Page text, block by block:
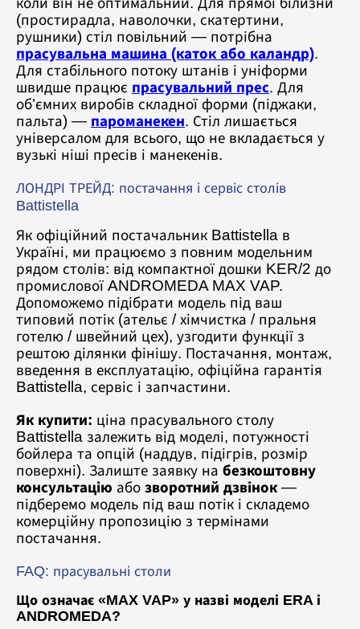
(простирадла, наволочки, скатертини,
рушники) стіл повільний — потрібна
прасувальна машина (каток або каландр).
Для стабільного потоку штанів і уніформи
швидше працює прасувальний прес. Для
об’ємних виробів складної форми (піджаки,
пальта) — пароманекен. Стіл лишається
універсалом для всього, що не вкладається у
вузькі ніші пресів і манекенів.
ЛОНДРІ ТРЕЙД: постачання і сервіс столів
Battistella
Як офіційний постачальник Battistella в
Україні, ми працюємо з повним модельним
рядом столів: від компактної дошки KER/2 до
промислової ANDROMEDA MAX VAP.
Допоможемо підібрати модель під ваш
типовий потік (ательє / хімчистка / пральня
готелю / швейний цех), узгодити функції з
рештою ділянки фінішу. Постачання, монтаж,
введення в експлуатацію, офіційна гарантія
Battistella, сервіс і запчастини.
Як купити: ціна прасувального столу
Battistella залежить від моделі, потужності
бойлера та опцій (наддув, підігрів, розмір
поверхні). Залиште заявку на безкоштовну
консультацію або зворотний дзвінок —
підберемо модель під ваш потік і складемо
комерційну пропозицію з термінами
постачання.
FAQ: прасувальні столи
Що означає «MAX VAP» у назві моделі ERA і
ANDROMEDA?